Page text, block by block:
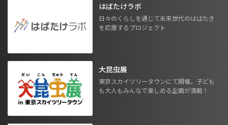
はばたけラボ
日々のくらしを通じて未来世代のはばたき
を応援するプロジェクト
大昆虫展
東京スカイツリータウンにて開催。子ども
も大人もみんなで楽しめる企画が満載！